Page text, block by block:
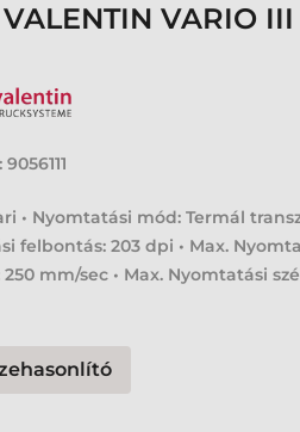
VARIO
9056111
• Nyomtatási mód: Termál
felbontás: 203 dpi • Max.
mm/sec • Max. Nyomtatási